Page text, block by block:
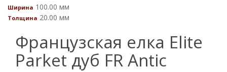
Ширина 100.00 мм
Толщина 20.00 мм
Французская елка Elite
Parket дуб FR Antic